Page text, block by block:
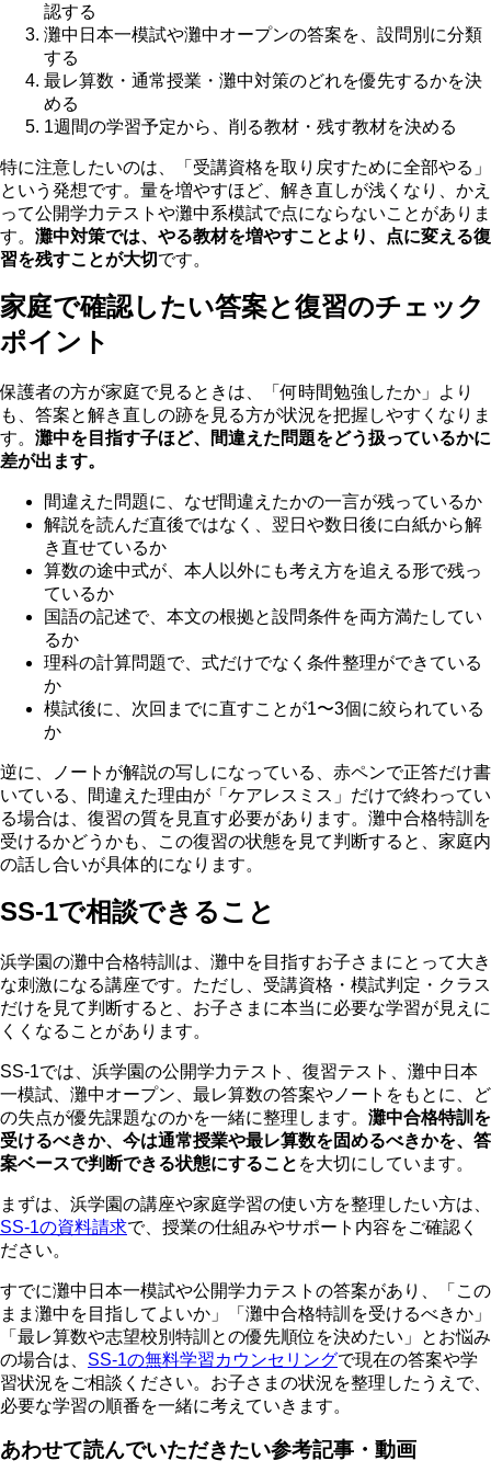
認する
灘中日本一模試や灘中オープンの答案を、設問別に分類
する
最レ算数・通常授業・灘中対策のどれを優先するかを決
める
1週間の学習予定から、削る教材・残す教材を決める
特に注意したいのは、「受講資格を取り戻すために全部やる」
という発想です。量を増やすほど、解き直しが浅くなり、かえ
って公開学力テストや灘中系模試で点にならないことがありま
す。 灘中対策では、やる教材を増やすことより、点に変える復
習を残すことが大切です。
家庭で確認したい答案と復習のチェック
ポイント
保護者の方が家庭で見るときは、「何時間勉強したか」より
も、答案と解き直しの跡を見る方が状況を把握しやすくなりま
す。 灘中を目指す子ほど、間違えた問題をどう扱っているかに
差が出ます。
間違えた問題に、なぜ間違えたかの一言が残っているか
解説を読んだ直後ではなく、翌日や数日後に白紙から解
き直せているか
算数の途中式が、本人以外にも考え方を追える形で残っ
ているか
国語の記述で、本文の根拠と設問条件を両方満たしてい
るか
理科の計算問題で、式だけでなく条件整理ができている
か
模試後に、次回までに直すことが1〜3個に絞られている
か
逆に、ノートが解説の写しになっている、赤ペンで正答だけ書
いている、間違えた理由が「ケアレスミス」だけで終わってい
る場合は、復習の質を見直す必要があります。灘中合格特訓を
受けるかどうかも、この復習の状態を見て判断すると、家庭内
の話し合いが具体的になります。
SS-1で相談できること
浜学園の灘中合格特訓は、灘中を目指すお子さまにとって大き
な刺激になる講座です。ただし、受講資格・模試判定・クラス
だけを見て判断すると、お子さまに本当に必要な学習が見えに
くくなることがあります。
SS-1では、浜学園の公開学力テスト、復習テスト、灘中日本
一模試、灘中オープン、最レ算数の答案やノートをもとに、ど
の失点が優先課題なのかを一緒に整理します。 灘中合格特訓を
受けるべきか、今は通常授業や最レ算数を固めるべきかを、答
案ベースで判断できる状態にすること を大切にしています。
まずは、浜学園の講座や家庭学習の使い方を整理したい方は、
SS-1の資料請求で、授業の仕組みやサポート内容をご確認く
ださい。
すでに灘中日本一模試や公開学力テストの答案があり、「この
まま灘中を目指してよいか」「灘中合格特訓を受けるべきか」
「最レ算数や志望校別特訓との優先順位を決めたい」とお悩み
の場合は、 SS-1の無料学習カウンセリングで現在の答案や学
習状況をご相談ください。お子さまの状況を整理したうえで、
必要な学習の順番を一緒に考えていきます。
あわせて読んでいただきたい参考記事・動画